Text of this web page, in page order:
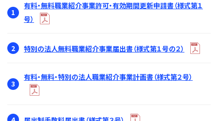
1
有料・無料職業紹介事業許可・有効期間更新申請書（様式第１
号）
2 特別の法人無料職業紹介事業届出書（様式第１号の２）
3
有料・無料・特別の法人職業紹介事業計画書（様式第２号）